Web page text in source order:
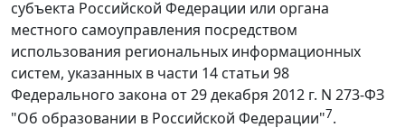
субъекта Российской Федерации или органа
местного самоуправления посредством
использования региональных информационных
систем, указанных в части 14 статьи 98
Федерального закона от 29 декабря 2012 г. N 273-ФЗ
"Об образовании в Российской Федерации"7.